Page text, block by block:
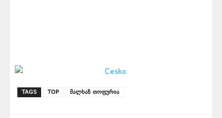
TAGS TOP მალხაზ თოფურია